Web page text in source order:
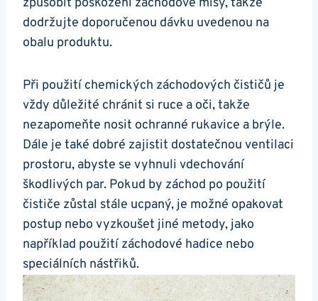
dodržujte ‍doporučenou dávku uvedenou​ na‌
obalu produktu.
Při použití chemických záchodových čističů je
⁤vždy důležité chránit si ruce a oči, takže
nezapomeňte nosit ochranné rukavice a brýle.
Dále je také dobré zajistit dostatečnou ventilaci
prostoru, abyste se vyhnuli‍ vdechování
škodlivých par.‍ Pokud by záchod po ‌použití
čističe zůstal stále ucpaný, je možné​ opakovat
postup nebo vyzkoušet jiné metody, jako
například použití ​záchodové ​hadice nebo⁣
speciálních nástřiků.